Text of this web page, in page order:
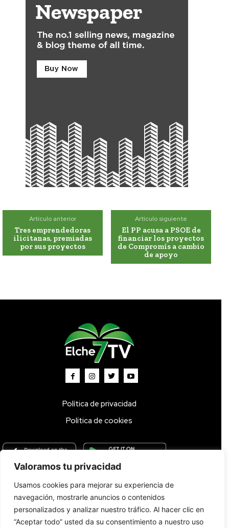
Valoramos tu privacidad
Usamos cookies para mejorar su experiencia de
navegación, mostrarle anuncios o contenidos
personalizados y analizar nuestro tráfico. Al hacer clic en
“Aceptar todo” usted da su consentimiento a nuestro uso
Artículo anterior
Tres emprendedoras
ilicitanas, premiadas
por sus proyectos
Artículo siguiente
El PP acusa a PSOE de
financiar los proyectos
de Compromís a cambio
de apoyo
Política de privacidad
Política de cookies
TV DIRECTO 🔴 Programas Parrilla
Radio
Bolsa de Trabajo Contacto